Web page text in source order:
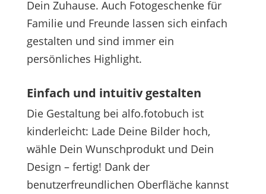
Dein Zuhause. Auch Fotogeschenke für
Familie und Freunde lassen sich einfach
gestalten und sind immer ein
persönliches Highlight.
Einfach und intuitiv gestalten
Die Gestaltung bei alfo.fotobuch ist
kinderleicht: Lade Deine Bilder hoch,
wähle Dein Wunschprodukt und Dein
Design – fertig! Dank der
benutzerfreundlichen Oberfläche kannst